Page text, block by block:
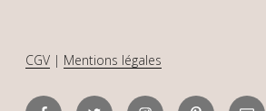
CGV | Mentions légales
FacebookTwitter InstagramPinterestEmail